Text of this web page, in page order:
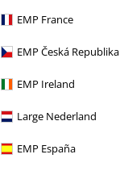
EMP France
EMP Česká Republika
EMP Ireland
Large Nederland
EMP España